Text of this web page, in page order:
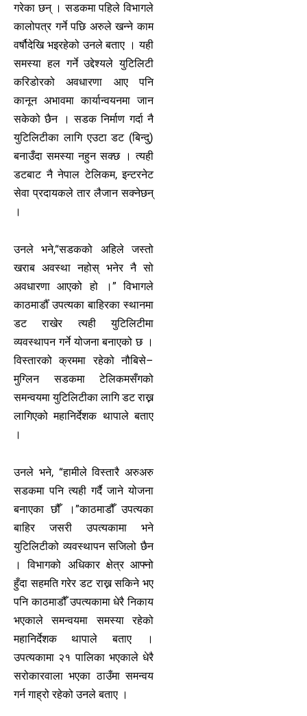
गरेका छन् । सडकमा पहिले विभागले
कालोपत्र गर्ने पछि अरुले खन्ने काम
वर्षौदेखि भइरहेको उनले बताए । यही
समस्या हल गर्ने उद्देश्यले युटिलिटी
करिडोरको अवधारणा आए पनि
कानून अभावमा कार्यान्वयनमा जान
सकेको छैन । सडक निर्माण गर्दा नै
युटिलिटीका लागि एउटा डट (बिन्दु)
बनाउँदा समस्या नहुन सक्छ । त्यही
डटबाट नै नेपाल टेलिकम, इन्टरनेट
सेवा प्रदायकले तार लैजान सक्नेछन्
।
उनले भने,“सडकको अहिले जस्तो
खराब अवस्था नहोस् भनेर नै सो
अवधारणा आएको हो ।” विभागले
काठमार्डौँ उपत्यका बाहिरका स्थानमा
डट राखेर त्यही युटिलिटीमा
व्यवस्थापन गर्ने योजना बनाएको छ ।
विस्तारको क्रममा रहेको नौबिसे–
मुग्लिन सडकमा टेलिकमसँगको
समन्वयमा युटिलिटीका लागि डट राख्न
लागिएको महानिर्देशक थापाले बताए
।
उनले भने, “हामीले विस्तारै अरुअरु
सडकमा पनि त्यही गर्दै जाने योजना
बनाएका छौँ ।”काठमाडौँ उपत्यका
बाहिर जसरी उपत्यकामा भने
युटिलिटीको व्यवस्थापन सजिलो छैन
। विभागको अधिकार क्षेत्र आफ्नो
हुँदा सहमति गरेर डट राख्न सकिने भए
पनि काठमाडौँ उपत्यकामा धेरै निकाय
भएकाले समन्वयमा समस्या रहेको
महानिर्देशक थापाले बताए ।
उपत्यकामा २१ पालिका भएकाले धेरै
सरोकारवाला भएका ठाउँमा समन्वय
गर्न गाह्रो रहेको उनले बताए ।